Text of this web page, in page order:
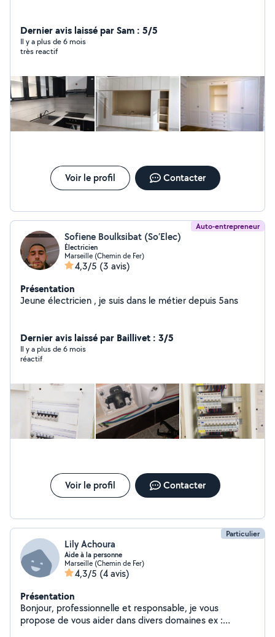
Dernier avis laissé par Sam : 5/5
Il y a plus de 6 mois
très reactif
Voir le profil Contacter
Auto-entrepreneur
Sofiene Boulksibat (So’Elec)
Électricien
Marseille (Chemin de Fer)
4,3/5 (3 avis)
Présentation
Jeune électricien , je suis dans le métier depuis 5ans
Dernier avis laissé par Baillivet : 3/5
Il y a plus de 6 mois
réactif
Voir le profil Contacter
Particulier
Lily Achoura
Aide à la personne
Marseille (Chemin de Fer)
4,3/5 (4 avis)
Présentation
Bonjour, professionnelle et responsable, je vous
propose de vous aider dans divers domaines ex :